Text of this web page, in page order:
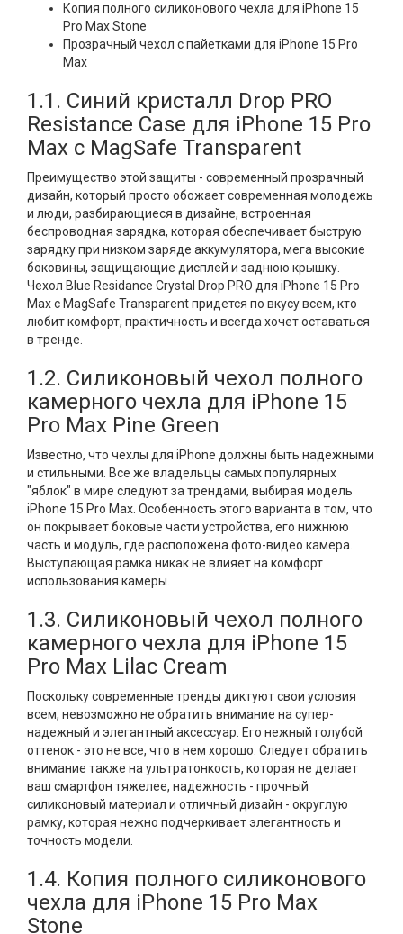
Копия полного силиконового чехла для iPhone 15
Pro Max Stone
Прозрачный чехол с пайетками для iPhone 15 Pro
Max
1.1. Синий кристалл Drop PRO
Resistance Case для iPhone 15 Pro
Max с MagSafe Transparent
Преимущество этой защиты - современный прозрачный
дизайн, который просто обожает современная молодежь
и люди, разбирающиеся в дизайне, встроенная
беспроводная зарядка, которая обеспечивает быструю
зарядку при низком заряде аккумулятора, мега высокие
боковины, защищающие дисплей и заднюю крышку.
Чехол Blue Residance Crystal Drop PRO для iPhone 15 Pro
Max с MagSafe Transparent придется по вкусу всем, кто
любит комфорт, практичность и всегда хочет оставаться
в тренде.
1.2. Силиконовый чехол полного
камерного чехла для iPhone 15
Pro Max Pine Green
Известно, что чехлы для iPhone должны быть надежными
и стильными. Все же владельцы самых популярных
"яблок" в мире следуют за трендами, выбирая модель
iPhone 15 Pro Max. Особенность этого варианта в том, что
он покрывает боковые части устройства, его нижнюю
часть и модуль, где расположена фото-видео камера.
Выступающая рамка никак не влияет на комфорт
использования камеры.
1.3. Силиконовый чехол полного
камерного чехла для iPhone 15
Pro Max Lilac Cream
Поскольку современные тренды диктуют свои условия
всем, невозможно не обратить внимание на супер-
надежный и элегантный аксессуар. Его нежный голубой
оттенок - это не все, что в нем хорошо. Следует обратить
внимание также на ультратонкость, которая не делает
ваш смартфон тяжелее, надежность - прочный
силиконовый материал и отличный дизайн - округлую
рамку, которая нежно подчеркивает элегантность и
точность модели.
1.4. Копия полного силиконового
чехла для iPhone 15 Pro Max
Stone